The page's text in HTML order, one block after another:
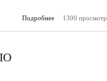
Подробнее
о Память о
1300